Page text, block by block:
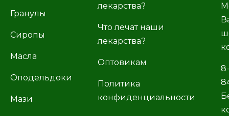
Гранулы
Сиропы
Масла
Оподельдоки
Мази
лекарства?
Что лечат наши
лекарства?
Оптовикам
Политика
конфиденциальности